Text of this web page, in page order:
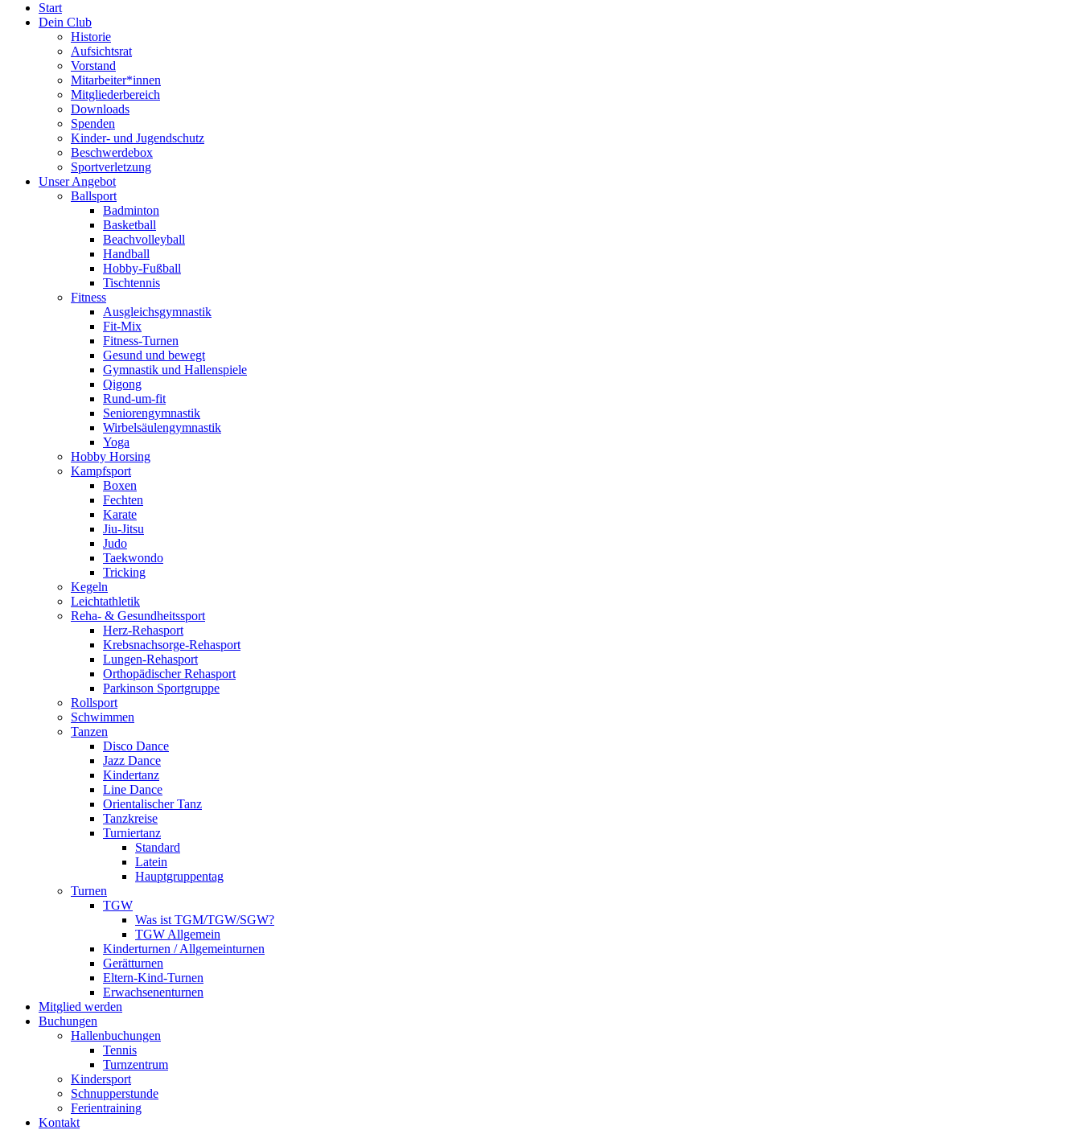
Start
Dein Club
Historie
Aufsichtsrat
Vorstand
Mitarbeiter*innen
Mitgliederbereich
Downloads
Spenden
Kinder- und Jugendschutz
Beschwerdebox
Sportverletzung
Unser Angebot
Ballsport
Badminton
Basketball
Beachvolleyball
Handball
Hobby-Fußball
Tischtennis
Fitness
Ausgleichsgymnastik
Fit-Mix
Fitness-Turnen
Gesund und bewegt
Gymnastik und Hallenspiele
Qigong
Rund-um-fit
Seniorengymnastik
Wirbelsäulengymnastik
Yoga
Hobby Horsing
Kampfsport
Boxen
Fechten
Karate
Jiu-Jitsu
Judo
Taekwondo
Tricking
Kegeln
Leichtathletik
Reha- & Gesundheitssport
Herz-Rehasport
Krebsnachsorge-Rehasport
Lungen-Rehasport
Orthopädischer Rehasport
Parkinson Sportgruppe
Rollsport
Schwimmen
Tanzen
Disco Dance
Jazz Dance
Kindertanz
Line Dance
Orientalischer Tanz
Tanzkreise
Turniertanz
Standard
Latein
Hauptgruppentag
Turnen
TGW
Was ist TGM/TGW/SGW?
TGW Allgemein
Kinderturnen / Allgemeinturnen
Gerätturnen
Eltern-Kind-Turnen
Erwachsenenturnen
Mitglied werden
Buchungen
Hallenbuchungen
Tennis
Turnzentrum
Kindersport
Schnupperstunde
Ferientraining
Kontakt